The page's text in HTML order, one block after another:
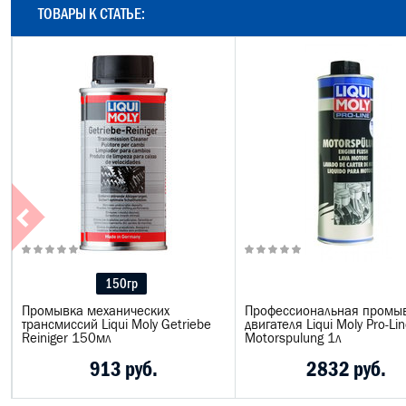
ТОВАРЫ К СТАТЬЕ:
150гр
Промывка механических
трансмиссий Liqui Moly Getriebe
Reiniger 150мл
913 руб.
Профессиональная
двигателя Liqui Moly Pro-
Motorspulung 1л
2832 руб.